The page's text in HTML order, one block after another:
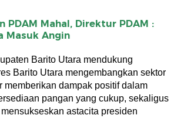
PDAM Mahal, Direktur PDAM :
Masuk Angin
Barito Utara mendukung
Barito Utara mengembangkan sektor
memberikan dampak positif dalam
pangan yang cukup, sekaligus
astacita presiden